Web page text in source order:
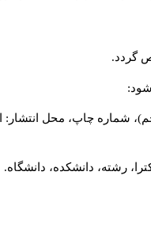
گردد.
شود:
شماره چاپ، محل انتشار:
رشته، دانشکده، دانشگاه.